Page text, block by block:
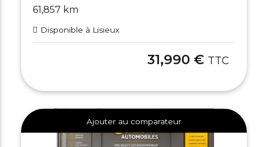
61,857 km
Disponible à Lisieux
31,990 € TTC
Ajouter au comparateur